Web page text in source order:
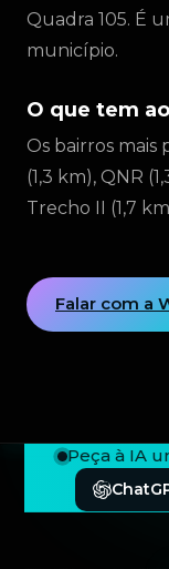
Quadra 105. É
município.
O que tem
Os bairros mais
(1,3 km), QNR
Trecho II (1,7
Falar com a
Peça à IA